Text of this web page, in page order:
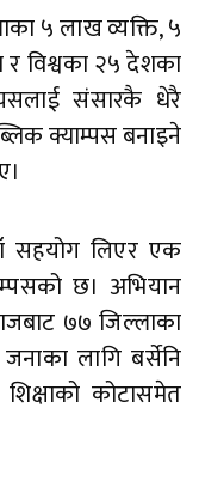
५ लाख व्यक्ति, ५
विश्वका २५ देशका
संसारकै धेरै
क्याम्पस बनाइने
सहयोग लिएर एक
छ। अभियान
७७ जिल्लाका
लागि बर्सेनि
कोटासमेत